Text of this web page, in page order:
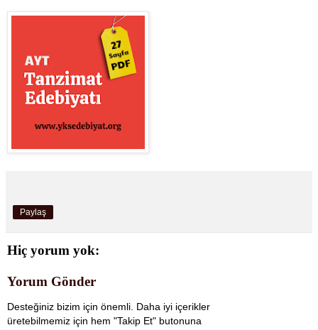
Paylaş
Hiç yorum yok:
Yorum Gönder
Desteğiniz bizim için önemli. Daha iyi içerikler
üretebilmemiz için hem "Takip Et" butonuna